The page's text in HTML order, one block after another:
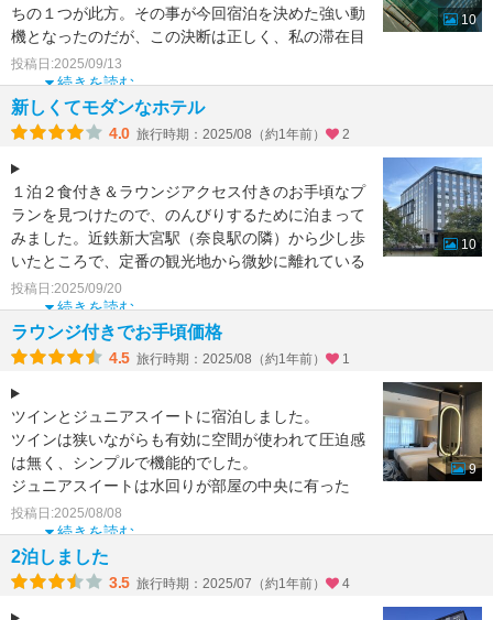
ちの１つが此方。その事が今回宿泊を決めた強い動
機となったのだが、この決断は正しく、私の滞在目
的にピッタ
続きを読む
投稿日:2025/09/13
10
新しくてモダンなホテル
4.0 旅行時期：2025/08（約1年前） 2
１泊２食付き＆ラウンジアクセス付きのお手頃なプ
ランを見つけたので、のんびりするために泊まって
みました。近鉄新大宮駅（奈良駅の隣）から少し歩
いたところで、定番の観光地から微妙に離れている
分、落ち着いた環
続きを読む
投稿日:2025/09/20
10
ラウンジ付きでお手頃価格
4.5 旅行時期：2025/08（約1年前） 1
ツインとジュニアスイートに宿泊しました。
ツインは狭いながらも有効に空間が使われて圧迫感
は無く、シンプルで機能的でした。
ジュニアスイートは水回りが部屋の中央に有った
り、ベッドルームにソファと照明
続きを読む
投稿日:2025/08/08
9
2泊しました
3.5 旅行時期：2025/07（約1年前） 4